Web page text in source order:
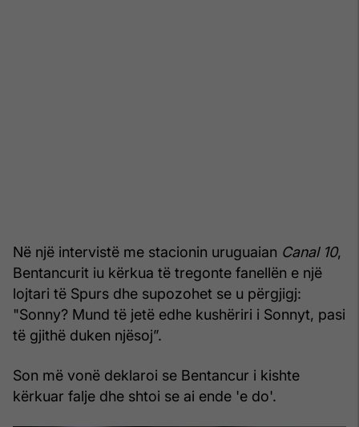
Në një intervistë me stacionin uruguaian Canal 10,
Bentancurit iu kërkua të tregonte fanellën e një
lojtari të Spurs dhe supozohet se u përgjigj:
"Sonny? Mund të jetë edhe kushëriri i Sonnyt, pasi
të gjithë duken njësoj”.
Son më vonë deklaroi se Bentancur i kishte
kërkuar falje dhe shtoi se ai ende 'e do'.